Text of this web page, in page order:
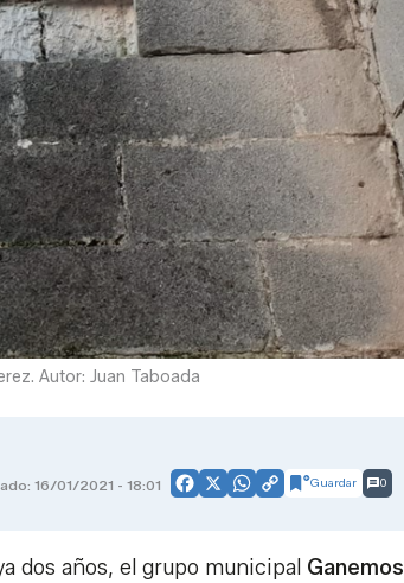
Autor: Juan Taboada
16/01/2021 - 18:01 Facebook
X WhatsApp
CopyGuardar 0
dos años, el grupo municipal Ganemos